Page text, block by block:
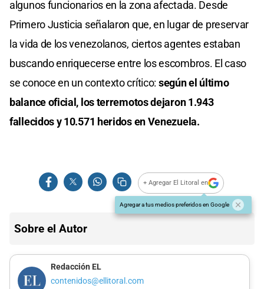
algunos funcionarios en la zona afectada. Desde
Primero Justicia señalaron que, en lugar de preservar
la vida de los venezolanos, ciertos agentes estaban
buscando enriquecerse entre los escombros. El caso
se conoce en un contexto crítico: según el último
balance oficial, los terremotos dejaron 1.943
fallecidos y 10.571 heridos en Venezuela.
+ Agregar El Litoral en
Agregar a tus medios preferidos en Google
Sobre el Autor
Redacción EL
contenidos@ellitoral.com